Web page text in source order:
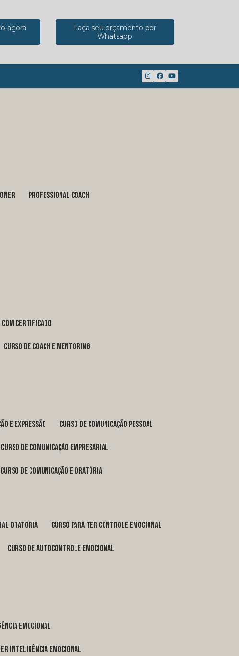
agora
Faça seu orçamento por
Whatsapp
PROFESSIONAL COACH
com certificado
curso de coach e mentoring
e expressão curso de comunicação pessoal
curso de comunicação empresarial
curso de comunicação e oratória
oratoria curso para ter controle emocional
curso de autocontrole emocional
emocional
inteligência emocional